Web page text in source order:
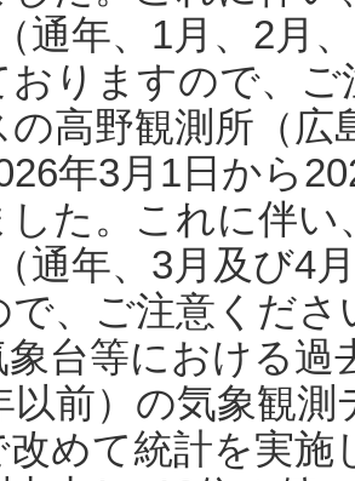
通年、1月、2月
おりますので、
の高野観測所（
年3月1日から
た。これに伴い
通年、3月及び4
で、ご注意くだ
台等における過
以前）の気象観
改めて統計を実